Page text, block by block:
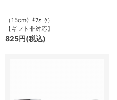
（15cmｹｰｷﾌｫｰｸ）
【ギフト非対応】
825円(税込)